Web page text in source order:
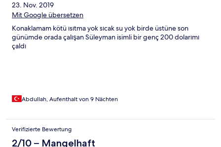
23. Nov. 2019
Mit Google übersetzen
Konaklamam kötü ısıtma yok sıcak su yok birde üstüne son
günümde orada çalışan Süleyman isimli bir genç 200 dolarımı
çaldı
Abdullah, Aufenthalt von 9 Nächten
Verifizierte Bewertung
2/10 – Mangelhaft